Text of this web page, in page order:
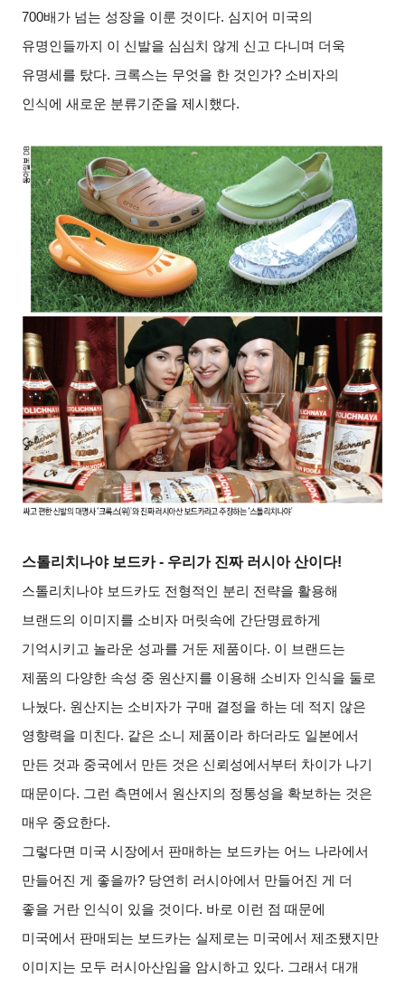
700배가 넘는 성장을 이룬 것이다. 심지어 미국의
유명인들까지 이 신발을 심심치 않게 신고 다니며 더욱
유명세를 탔다. 크록스는 무엇을 한 것인가? 소비자의
인식에 새로운 분류기준을 제시했다.
스톨리치나야 보드카- 우리가 진짜 러시아 산이다!
스톨리치나야 보드카도 전형적인 분리 전략을 활용해
브랜드의 이미지를 소비자 머릿속에 간단명료하게
기억시키고 놀라운 성과를 거둔 제품이다. 이 브랜드는
제품의 다양한 속성 중 원산지를 이용해 소비자 인식을 둘로
나눴다. 원산지는 소비자가 구매 결정을 하는 데 적지 않은
영향력을 미친다. 같은 소니 제품이라 하더라도 일본에서
만든 것과 중국에서 만든 것은 신뢰성에서부터 차이가 나기
때문이다. 그런 측면에서 원산지의 정통성을 확보하는 것은
매우 중요한다.
그렇다면 미국 시장에서 판매하는 보드카는 어느 나라에서
만들어진 게 좋을까? 당연히 러시아에서 만들어진 게 더
좋을 거란 인식이 있을 것이다. 바로 이런 점 때문에
미국에서 판매되는 보드카는 실제로는 미국에서 제조됐지만
이미지는 모두 러시아산임을 암시하고 있다. 그래서 대개